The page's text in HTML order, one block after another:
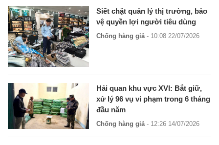
Siết chặt quản lý thị trường, bảo
vệ quyền lợi người tiêu dùng
Chống hàng giả- 10:08 22/07/2026
Hải quan khu vực XVI: Bắt giữ,
xử lý 96 vụ vi phạm trong 6 tháng
đầu năm
Chống hàng giả- 12:26 14/07/2026